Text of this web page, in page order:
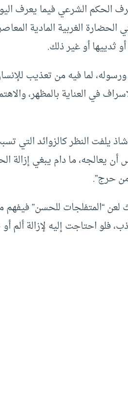
الحكم الشرعي فيما يعرف
الغربية المادية
ثدييها أو غير ذلك.
لما فيه من تعذيب
في العناية بالمظهر،
يلفت النظر كالزوائد التي
يعالجه، ما دام يبغي إزالة
حرج”.
لعن “المتفلجات للحسن”
فلو احتاجت إليه لإزالة